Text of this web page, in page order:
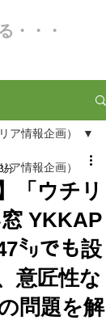
・・・
情報企画）
情報企画）
「ウチリ
YKKAP
㍉でも設
意匠性な
問題を解
分